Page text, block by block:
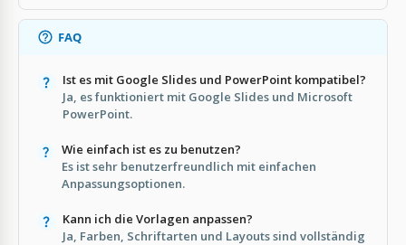
FAQ
Ist es mit Google Slides und PowerPoint kompatibel?
Ja, es funktioniert mit Google Slides und Microsoft
PowerPoint.
Wie einfach ist es zu benutzen?
Es ist sehr benutzerfreundlich mit einfachen
Anpassungsoptionen.
Kann ich die Vorlagen anpassen?
Ja, Farben, Schriftarten und Layouts sind vollständig